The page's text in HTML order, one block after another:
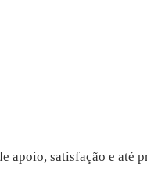
apoio, satisfação e